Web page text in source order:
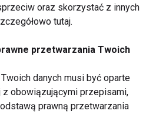
Leczenie protetyczne
- dlaczego warto?
oraz skorzystać z innych
tutaj.
przetwarzania Twoich
danych musi być oparte
z obowiązującymi przepisami,
prawną przetwarzania